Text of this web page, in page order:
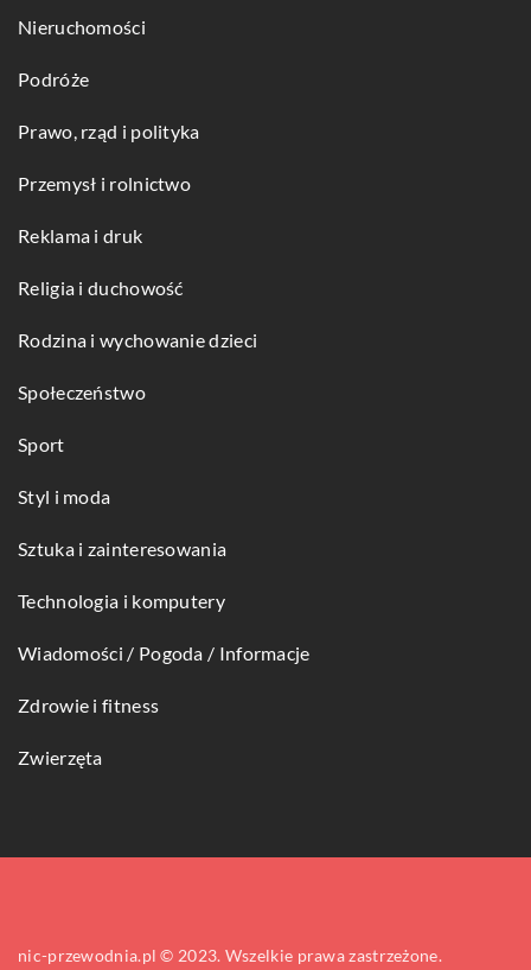
Nieruchomości
Podróże
Prawo, rząd i polityka
Przemysł i rolnictwo
Reklama i druk
Religia i duchowość
Rodzina i wychowanie dzieci
Społeczeństwo
Sport
Styl i moda
Sztuka i zainteresowania
Technologia i komputery
Wiadomości / Pogoda / Informacje
Zdrowie i fitness
Zwierzęta
nic-przewodnia.pl © 2023. Wszelkie prawa zastrzeżone.